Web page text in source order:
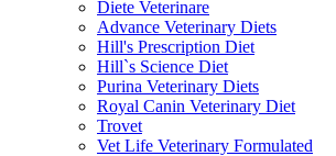
Diete Veterinare
Advance Veterinary Diets
Hill's Prescription Diet
Hill`s Science Diet
Purina Veterinary Diets
Royal Canin Veterinary Diet
Trovet
Vet Life Veterinary Formulated